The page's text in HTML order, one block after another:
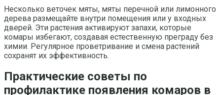
Несколько веточек мяты, мяты перечной или лимонного
дерева размещайте внутри помещения или у входных
дверей. Эти растения активируют запахи, которые
комары избегают, создавая естественную преграду без
химии. Регулярное проветривание и смена растений
сохранят их эффективность.
Практические советы по
профилактике появления комаров в